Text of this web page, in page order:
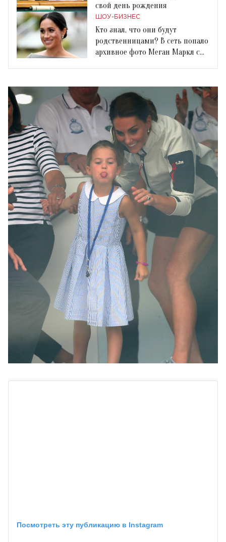
свой день рождения
ШОУ-БИЗНЕС
Кто знал, что они будут
родственницами? В сеть попало
архивное фото Меган Маркл с
Посмотреть эту публикацию в Instagram